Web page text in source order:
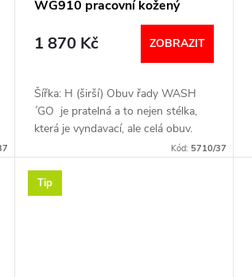
WG910 pracovní kožený
pratelný sandál s certifikací
dámský bílá
1 870 Kč ZOBRAZIT
Šířka: H (širší) Obuv řady WASH
´GO je pratelná a to nejen stélka,
která je vyndavací, ale celá obuv.
Certifikace EN ISO 20347: 2012
Kód: 5710/37
Tip